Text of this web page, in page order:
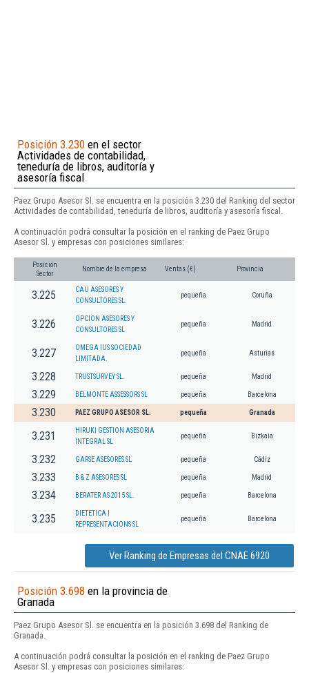
Posición 3.230 en el sector
Actividades de contabilidad,
teneduría de libros, auditoría y
asesoría fiscal
Paez Grupo Asesor Sl. se encuentra en la posición 3.230 del Ranking del sector
Actividades de contabilidad, teneduría de libros, auditoría y asesoría fiscal.
A continuación podrá consultar la posición en el ranking de Paez Grupo
Asesor Sl. y empresas con posiciones similares:
Posición
Sector
Nombre de la empresa Ventas (€) Provincia
3.225
CAU ASESORES Y
CONSULTORES SL.
pequeña Coruña
3.226
OPCION ASESORES Y
CONSULTORES SL
pequeña Madrid
3.227
OMEGA IUS SOCIEDAD
LIMITADA.
pequeña Asturias
3.228 TRUSTSURVEY SL. pequeña Madrid
3.229 BELMONTE ASSESSORS SL pequeña Barcelona
3.230 PAEZ GRUPO ASESOR SL. pequeña Granada
3.231
HIRUKI GESTION ASESORIA
INTEGRAL SL
pequeña Bizkaia
3.232 GARSE ASESORES SL pequeña Cádiz
3.233 B & Z ASESORES SL pequeña Madrid
3.234 BERATER AS 2015 SL. pequeña Barcelona
3.235
DIETETICA I
REPRESENTACIONS SL
pequeña Barcelona
Ver Ranking de Empresas del CNAE 6920
Posición 3.698 en la provincia de
Granada
Paez Grupo Asesor Sl. se encuentra en la posición 3.698 del Ranking de
Granada.
A continuación podrá consultar la posición en el ranking de Paez Grupo
Asesor Sl. y empresas con posiciones similares: